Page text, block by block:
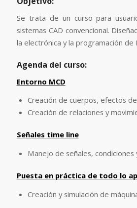
Se trata de un curso para
sistemas CAD convencional.
la electrónica y la programación de
Agenda del curso:
Entorno MCD
Creación de cuerpos, efectos
Creación de relaciones y
Señales time line
Manejo de señales,
Puesta en práctica de todo lo
Creación y simulación de